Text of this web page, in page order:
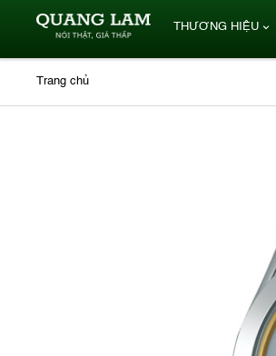
THƯƠNG HIỆU
Trang chủ